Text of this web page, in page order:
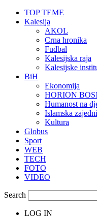
TOP TEME
Kalesija
AKOL
Crna hronika
Fudbal
Kalesijska raja
Kalesijske
BiH
Ekonomija
HORION
Humanost na
Islamska
Kultura
Globus
Sport
WEB
TECH
FOTO
VIDEO
Search
LOG IN